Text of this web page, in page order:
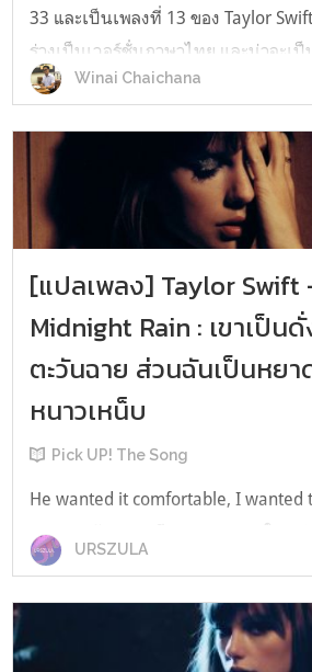
33 และเป็นเพลงที่ 13 ของ Taylor
ร่างเป็นเวอร์ชั่นภาษาไทย และน่าจะเป็
ท้ายปีของคอลัมน์นี้ด้วย The Way I
ที่แล้ว ฉบับเดบิวต์อยู่ในอัลบั้ม Fearless
เนืื้อหาของเพลงพูด...
Winai Chaichana
[แปลเพลง] Taylor Swift
Midnight Rain : เขาเป็น
ตะวันฉาย ส่วนฉันเป็นหย
หนาวเหน็บ
Pick UP! The Song
He wanted it comfortable, I wanted
painเขาต้องการเพียงความสบายใจ แต่
หาความเจ็บปวดHe wanted a bride, I
making my own nameเขาต้องการเจ้
ส่วนฉันเอาแต่สร้างชื่อให้ตัวเอง
fame, he stayed the sameวิ่งไล่ตามแ
URSZULA